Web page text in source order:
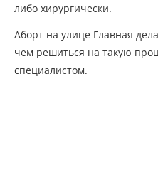
либо хирургически.
Аборт на улице Главная
чем решиться на такую
специалистом.